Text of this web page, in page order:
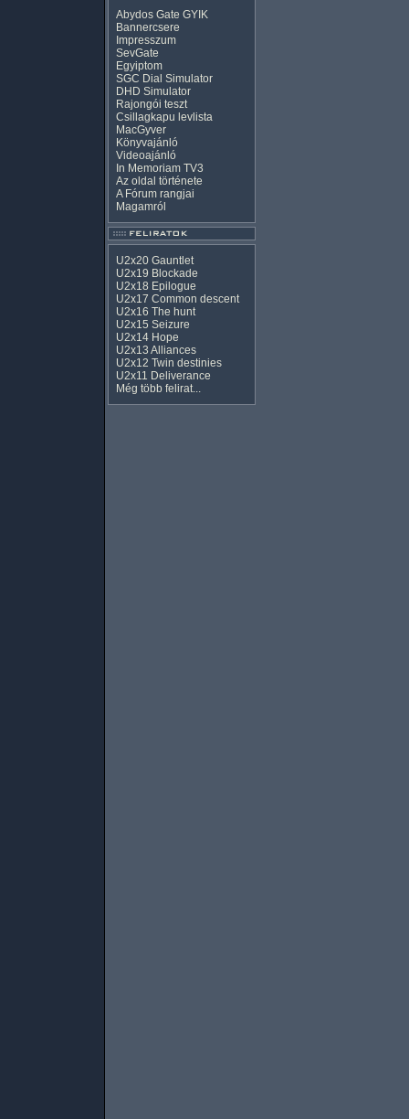
Abydos Gate GYIK
Bannercsere
Impresszum
SevGate
Egyiptom
SGC Dial Simulator
DHD Simulator
Rajongói teszt
Csillagkapu levlista
MacGyver
Könyvajánló
Videoajánló
In Memoriam TV3
Az oldal története
A Fórum rangjai
Magamról
U2x20 Gauntlet
U2x19 Blockade
U2x18 Epilogue
U2x17 Common descent
U2x16 The hunt
U2x15 Seizure
U2x14 Hope
U2x13 Alliances
U2x12 Twin destinies
U2x11 Deliverance
Még több felirat...